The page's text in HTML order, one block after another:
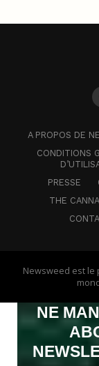
A PROPOS DE
CONDITIONS
PRESSE
THE
Newsweed est le
NE